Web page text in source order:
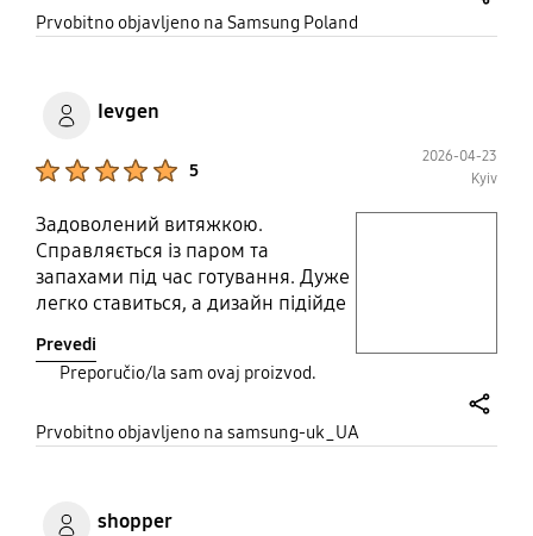
Prvobitno objavljeno na Samsung Poland
Ievgen
5
2026-04-23
Kyiv
Задоволений витяжкою.
Справляється із паром та
запахами під час готування. Дуже
легко ставиться, а дизайн підійде
Рекомендую!
Prevedi
Preporučio/la sam ovaj proizvod.
Prvobitno objavljeno na samsung-uk_UA
shopper